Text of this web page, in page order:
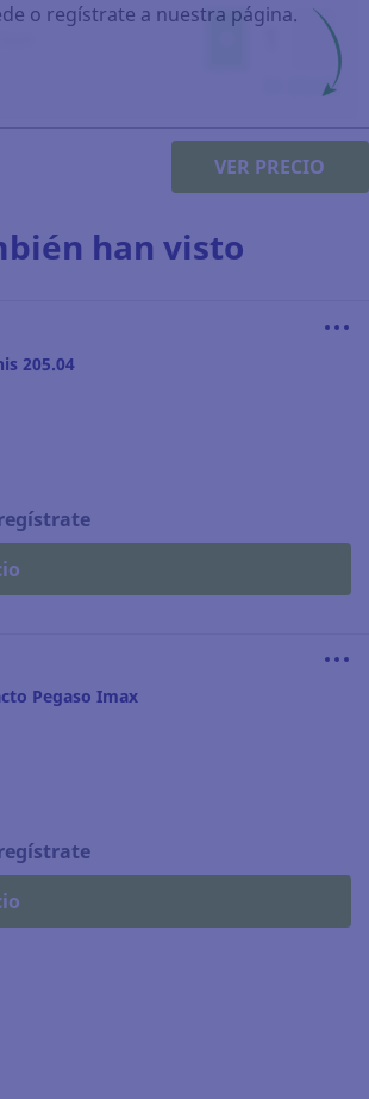
o regístrate a nuestra página.
VER PRECIO
han visto
205.04
Pegaso Imax